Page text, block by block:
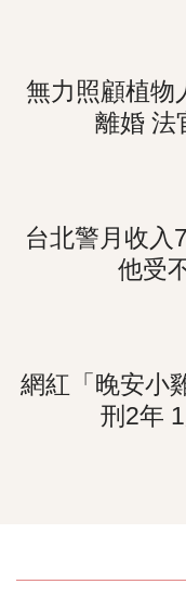
無力照顧植物
離婚 法
台北警月收入
他受
網紅「晚安小
刑2年